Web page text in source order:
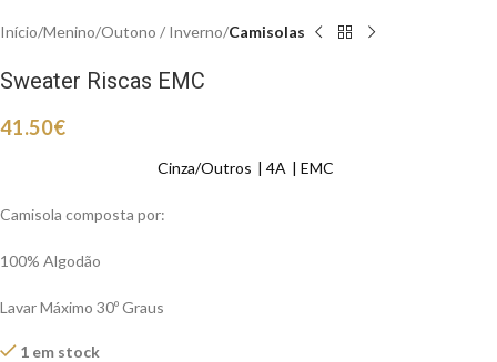
Início Menino Outono / Inverno Camisolas
Sweater Riscas EMC
41.50€
Cinza/Outros 4A EMC
Camisola composta por:
100% Algodão
Lavar Máximo 30º Graus
1 em stock